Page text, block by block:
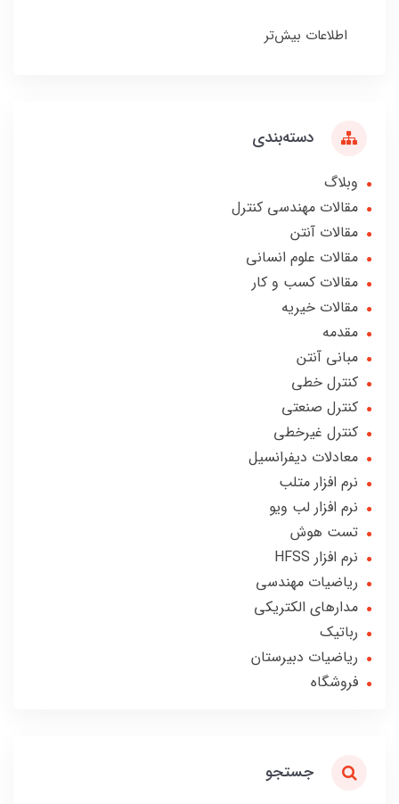
اطلاعات بیش‌تر
دسته‌بندی
وبلاگ
مقالات مهندسی کنترل
مقالات آنتن
مقالات علوم انسانی
مقالات کسب و کار
مقالات خیریه
مقدمه
مبانی آنتن
کنترل خطی
کنترل صنعتی
کنترل غیرخطی
معادلات دیفرانسیل
نرم افزار متلب
نرم افزار لب ویو
تست هوش
نرم افزار HFSS
ریاضیات مهندسی
مدارهای الکتریکی
رباتیک
ریاضیات دبیرستان
فروشگاه
جستجو